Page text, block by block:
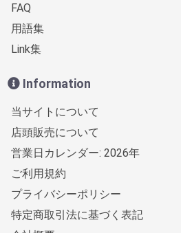
FAQ
用語集
Link集
Information
当サイトについて
店頭販売について
営業日カレンダー: 2026年
ご利用規約
プライバシーポリシー
特定商取引法に基づく表記